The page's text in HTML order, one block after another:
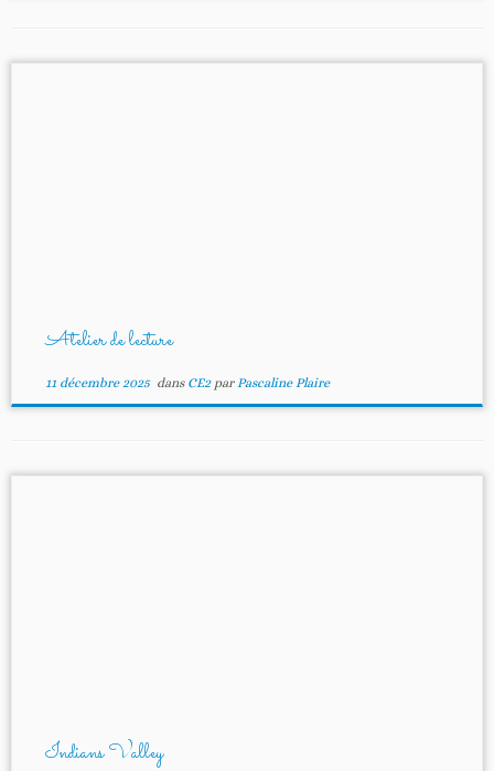
Atelier de lecture
11 décembre 2025dans CE2 parPascaline Plaire
Indians Valley